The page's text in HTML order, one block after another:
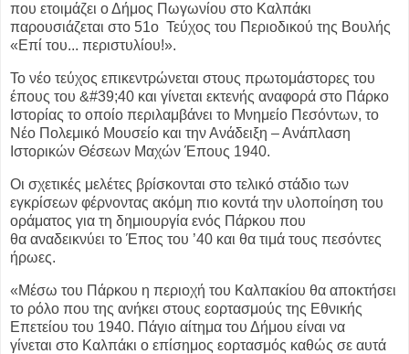
που ετοιμάζει ο Δήμος Πωγωνίου στο Καλπάκι
παρουσιάζεται στο 51ο Τεύχος του Περιοδικού της Βουλής
«Επί του... περιστυλίου!».
Το νέο τεύχος επικεντρώνεται στους πρωτομάστορες του
έπους του &#39;40 και γίνεται εκτενής αναφορά στο Πάρκο
Ιστορίας το οποίο περιλαμβάνει το Μνημείο Πεσόντων, το
Νέο Πολεμικό Μουσείο και την Ανάδειξη – Ανάπλαση
Ιστορικών Θέσεων Μαχών Έπους 1940.
Οι σχετικές μελέτες βρίσκονται στο τελικό στάδιο των
εγκρίσεων φέρνοντας ακόμη πιο κοντά την υλοποίηση του
οράματος για τη δημιουργία ενός Πάρκου που
θα αναδεικνύει το Έπος του ’40 και θα τιμά τους πεσόντες
ήρωες.
«Μέσω του Πάρκου η περιοχή του Καλπακίου θα αποκτήσει
το ρόλο που της ανήκει στους εορτασμούς της Εθνικής
Επετείου του 1940. Πάγιο αίτημα του Δήμου είναι να
γίνεται στο Καλπάκι ο επίσημος εορτασμός καθώς σε αυτά